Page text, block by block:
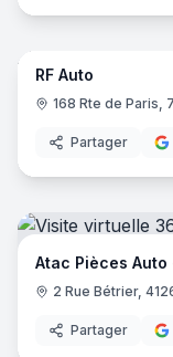
RF Auto
168 Rte de Paris,
Partager
Atac Pièces
2 Rue Bétrier,
Partager